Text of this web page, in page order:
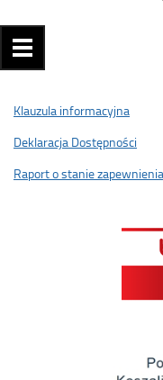
Klauzula informacyjna
Deklaracja Dostępności
Raport o stanie